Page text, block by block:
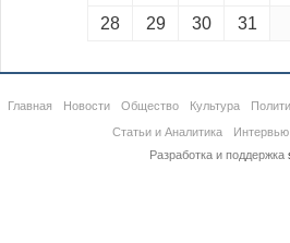
28
29 30 31
Главная Новости Общество Культура
Статьи и Аналитика
Интервью
Разработка и поддержка